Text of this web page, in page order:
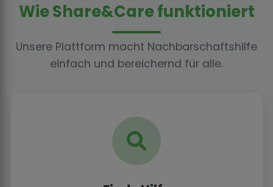
Wie Share&Care funktioniert
Unsere Plattform macht Nachbarschaftshilfe
einfach und bereichernd für alle.